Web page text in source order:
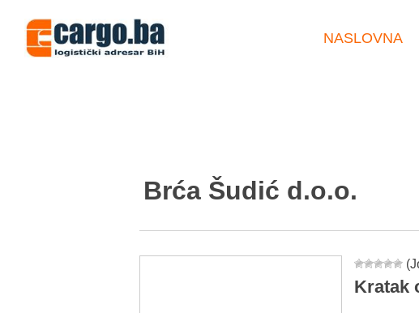
NASLOVNA
Brća Šudić d.o.o.
Kratak